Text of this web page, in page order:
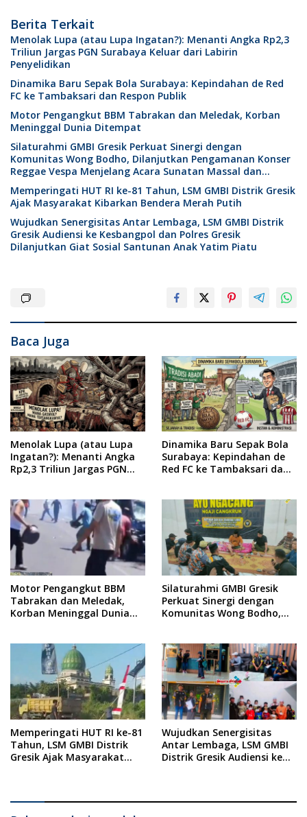
Berita Terkait
Menolak Lupa (atau Lupa Ingatan?): Menanti Angka Rp2,3
Triliun Jargas PGN Surabaya Keluar dari Labirin
Penyelidikan
Dinamika Baru Sepak Bola Surabaya: Kepindahan de Red
FC ke Tambaksari dan Respon Publik
Motor Pengangkut BBM Tabrakan dan Meledak, Korban
Meninggal Dunia Ditempat
Silaturahmi GMBI Gresik Perkuat Sinergi dengan
Komunitas Wong Bodho, Dilanjutkan Pengamanan Konser
Reggae Vespa Menjelang Acara Sunatan Massal dan
Memperingati HUT RI ke-81 Tahun, LSM GMBI Distrik Gresik
Ajak Masyarakat Kibarkan Bendera Merah Putih
Wujudkan Senergisitas Antar Lembaga, LSM GMBI Distrik
Gresik Audiensi ke Kesbangpol dan Polres Gresik
Dilanjutkan Giat Sosial Santunan Anak Yatim Piatu
Baca Juga
Menolak Lupa (atau Lupa
Ingatan?): Menanti Angka
Rp2,3 Triliun Jargas PGN
Dinamika Baru Sepak Bola
Surabaya: Kepindahan de
Red FC ke Tambaksari dan
Motor Pengangkut BBM
Tabrakan dan Meledak,
Korban Meninggal Dunia
Silaturahmi GMBI Gresik
Perkuat Sinergi dengan
Komunitas Wong Bodho,
Menjelang Acara Sunatan
Massal dan Santunan Anak
Yatim
Memperingati HUT RI ke-81
Tahun, LSM GMBI Distrik
Gresik Ajak Masyarakat
Wujudkan Senergisitas
Antar Lembaga, LSM GMBI
Distrik Gresik Audiensi ke
Yatim Piatu